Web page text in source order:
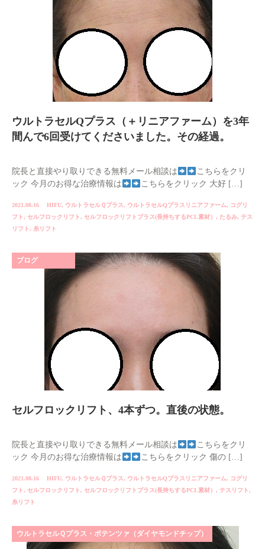
ウルトラセルQプラス（＋リニアファーム）を3年
間んで6回受けてくださいました。その経過。
院長と直接やり取りできる無料メール相談は
こちらをクリ
ック 今月のお得な治療情報は
こちらをクリック 大好 […]
2021.08.16 HIFU, ウルトラセルＱプラス, ウルトラセルQプラスリニアファーム, コグリ
フト, セルフロックリフト, セルフロックリフトプラス(長持ちするPCL素材） , たるみ, テス
リフト, 糸リフト
ブログ
セルフロックリフト、4本ずつ。直後の状態。
院長と直接やり取りできる無料メール相談は
こちらをクリ
ック 今月のお得な治療情報は
こちらをクリック 傷の […]
2021.08.16 HIFU, ウルトラセルＱプラス, ウルトラセルQプラスリニアファーム, コグリ
フト, セルフロックリフト, セルフロックリフトプラス(長持ちするPCL素材） , テスリフト,
糸リフト
ウルトラセルＱプラス・ポテンツァ（ダイヤモンドチップ）